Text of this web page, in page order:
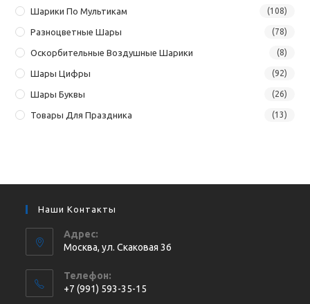
Шарики По Мультикам (108)
Разноцветные Шары (78)
Оскорбительные Воздушные Шарики (8)
Шары Цифры (92)
Шары Буквы (26)
Товары Для Праздника (13)
Наши Контакты
Адрес:
Москва, ул. Cкаковая 36
Телефон:
+7 (991) 593-35-15